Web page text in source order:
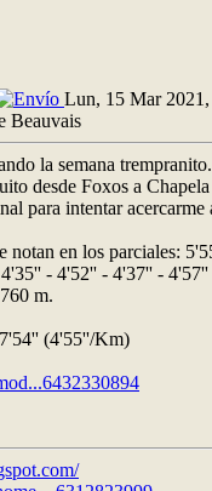
Lun, 15 Mar
Beauvais
la semana
desde Foxos a
para intentar
notan en los parciales:
- 4'52'' - 4'37'' - 4'57''
m.
(4'55''/Km)